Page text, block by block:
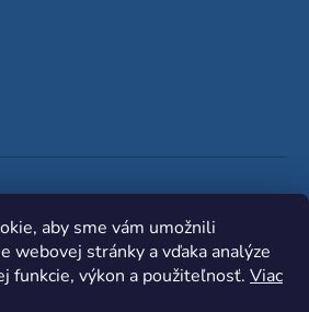
aby sme vám umožnili
webovej stránky a vďaka analýze
funkcie, výkon a použiteľnosť. Viac